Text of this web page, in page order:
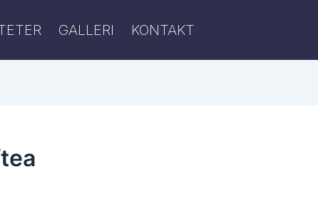
GALLERI KONTAKT